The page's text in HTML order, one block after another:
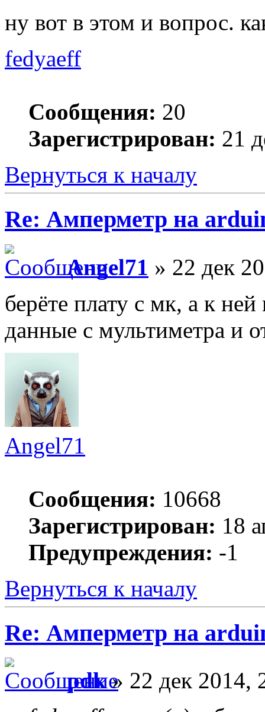
ну вот в этом и вопрос.
fedyaeff
Сообщения: 20
Зарегистрирован: 21
Вернуться к началу
Re: Амперметр на
Angel71 » 22 дек
берёте плату с мк, а к
данные с мультиметра и
Angel71
Сообщения: 10668
Зарегистрирован: 18
Предупреждения: -1
Вернуться к началу
Re: Амперметр на
pdk» 22 дек 2014,